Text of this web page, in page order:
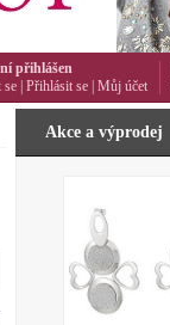
Akce a výprodej
přihlášen
se Přihlásit se Můj účet